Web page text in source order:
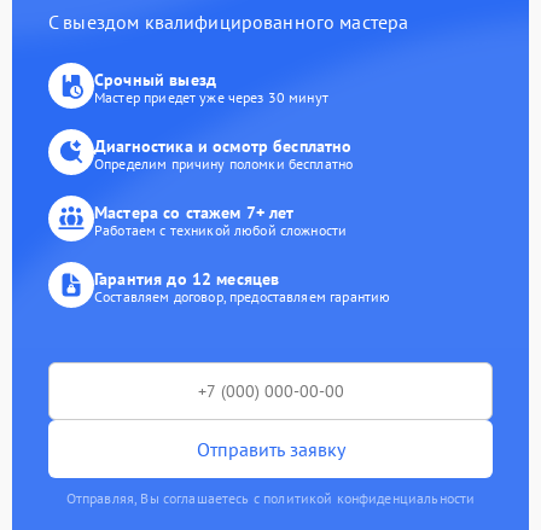
С выездом квалифицированного мастера
Срочный выезд
Мастер приедет уже через 30 минут
Диагностика и осмотр бесплатно
Определим причину поломки бесплатно
Мастера со стажем 7+ лет
Работаем с техникой любой сложности
Гарантия до 12 месяцев
Составляем договор, предоставляем гарантию
Отправить заявку
Отправляя, Вы соглашаетесь с политикой конфиденциальности